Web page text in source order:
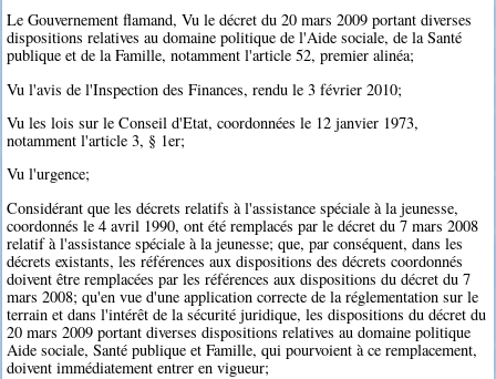
Le Gouvernement flamand, Vu le décret du 20 mars 2009 portant diverses
dispositions relatives au domaine politique de l'Aide sociale, de la Santé
publique et de la Famille, notamment l'article 52, premier alinéa;
Vu l'avis de l'Inspection des Finances, rendu le 3 février 2010;
Vu les lois sur le Conseil d'Etat, coordonnées le 12 janvier 1973,
notamment l'article 3, § 1er;
Vu l'urgence;
Considérant que les décrets relatifs à l'assistance spéciale à la jeunesse,
coordonnés le 4 avril 1990, ont été remplacés par le décret du 7 mars 2008
relatif à l'assistance spéciale à la jeunesse; que, par conséquent, dans les
décrets existants, les références aux dispositions des décrets coordonnés
doivent être remplacées par les références aux dispositions du décret du 7
mars 2008; qu'en vue d'une application correcte de la réglementation sur le
terrain et dans l'intérêt de la sécurité juridique, les dispositions du décret du
20 mars 2009 portant diverses dispositions relatives au domaine politique
Aide sociale, Santé publique et Famille, qui pourvoient à ce remplacement,
doivent immédiatement entrer en vigueur;